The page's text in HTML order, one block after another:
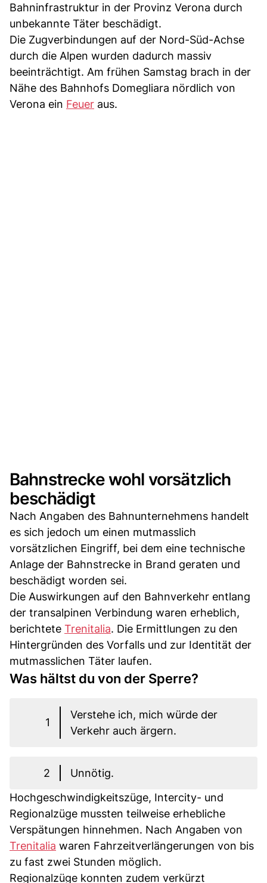
Bahninfrastruktur in der Provinz Verona durch
unbekannte Täter beschädigt.
Die Zugverbindungen auf der Nord-Süd-Achse
durch die Alpen wurden dadurch massiv
beeinträchtigt. Am frühen Samstag brach in der
Nähe des Bahnhofs Domegliara nördlich von
Verona ein Feuer aus.
Bahnstrecke wohl vorsätzlich
beschädigt
Nach Angaben des Bahnunternehmens handelt
es sich jedoch um einen mutmasslich
vorsätzlichen Eingriff, bei dem eine technische
Anlage der Bahnstrecke in Brand geraten und
beschädigt worden sei.
Die Auswirkungen auf den Bahnverkehr entlang
der transalpinen Verbindung waren erheblich,
berichtete Trenitalia. Die Ermittlungen zu den
Hintergründen des Vorfalls und zur Identität der
mutmasslichen Täter laufen.
Was hältst du von der Sperre?
1
Verstehe ich, mich würde der
Verkehr auch ärgern.
2
Unnötig.
Hochgeschwindigkeitszüge, Intercity- und
Regionalzüge mussten teilweise erhebliche
Verspätungen hinnehmen. Nach Angaben von
Trenitalia waren Fahrzeitverlängerungen von bis
zu fast zwei Stunden möglich.
Regionalzüge konnten zudem verkürzt